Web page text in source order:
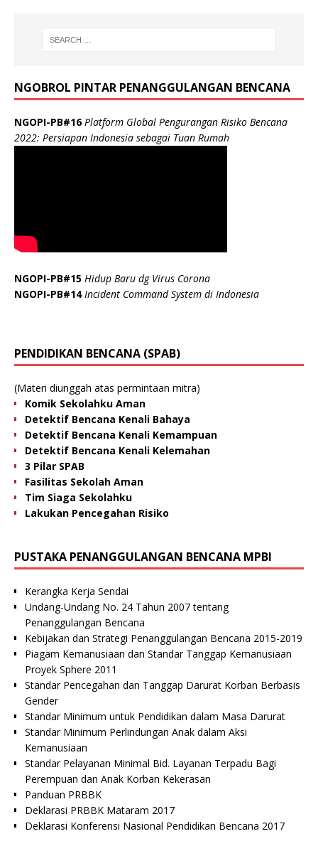
NGOBROL PINTAR PENANGGULANGAN BENCANA
NGOPI-PB#16Platform Global Pengurangan Risiko Bencana
2022: Persiapan Indonesia sebagai Tuan Rumah
NGOPI-PB#15 Hidup Baru dg Virus Corona
NGOPI-PB#14Incident Command System di Indonesia
PENDIDIKAN BENCANA (SPAB)
(Materi diunggah atas permintaan mitra)
Komik Sekolahku Aman
Detektif Bencana Kenali Bahaya
Detektif Bencana Kenali Kemampuan
Detektif Bencana Kenali Kelemahan
3 Pilar SPAB
Fasilitas Sekolah Aman
Tim Siaga Sekolahku
Lakukan Pencegahan Risiko
PUSTAKA PENANGGULANGAN BENCANA MPBI
Kerangka Kerja Sendai
Undang-Undang No. 24 Tahun 2007 tentang
Penanggulangan Bencana
Kebijakan dan Strategi Penanggulangan Bencana 2015-2019
Piagam Kemanusiaan dan Standar Tanggap Kemanusiaan
Proyek Sphere 2011
Standar Pencegahan dan Tanggap Darurat Korban Berbasis
Gender
Standar Minimum untuk Pendidikan dalam Masa Darurat
Standar Minimum Perlindungan Anak dalam Aksi
Kemanusiaan
Standar Pelayanan Minimal Bid. Layanan Terpadu Bagi
Perempuan dan Anak Korban Kekerasan
Panduan PRBBK
Deklarasi PRBBK Mataram 2017
Deklarasi Konferensi Nasional Pendidikan Bencana 2017